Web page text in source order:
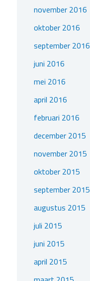
november 2016
oktober 2016
september 2016
juni 2016
mei 2016
april 2016
februari 2016
december 2015
november 2015
oktober 2015
september 2015
augustus 2015
juli 2015
juni 2015
april 2015